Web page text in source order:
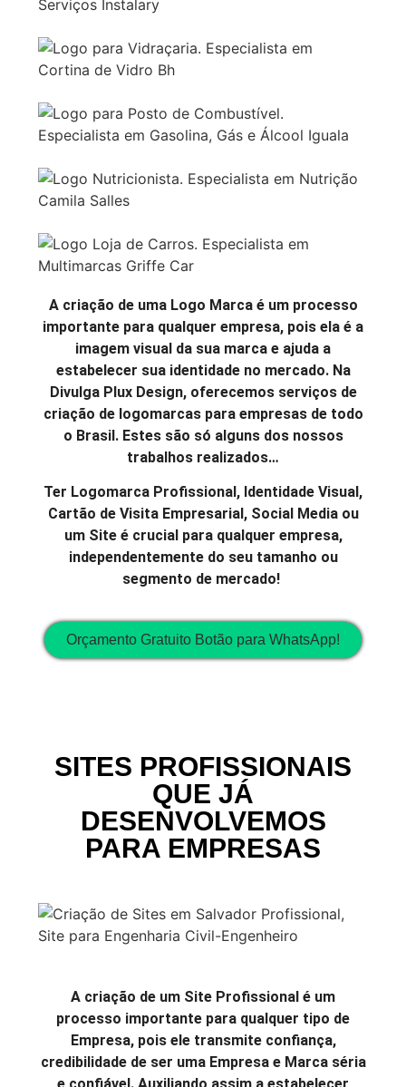
A criação de uma Logo Marca é um processo
importante para qualquer empresa, pois ela é a
imagem visual da sua marca e ajuda a
estabelecer sua identidade no mercado. Na
Divulga Plux Design, oferecemos serviços de
criação de logomarcas para empresas de todo
o Brasil. Estes são só alguns dos nossos
trabalhos realizados…
Ter Logomarca Profissional, Identidade Visual,
Cartão de Visita Empresarial, Social Media ou
um Site é crucial para qualquer empresa,
independentemente do seu tamanho ou
segmento de mercado!
Orçamento Gratuito Botão para WhatsApp!
SITES PROFISSIONAIS
QUE JÁ
DESENVOLVEMOS
PARA EMPRESAS
A criação de um Site Profissional é um
processo importante para qualquer tipo de
Empresa, pois ele transmite confiança,
credibilidade de ser uma Empresa e Marca séria